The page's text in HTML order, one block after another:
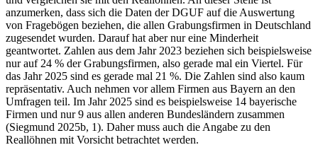
anzumerken, dass sich die Daten der DGUF auf die Auswertung
von Fragebögen beziehen, die allen Grabungsfirmen in Deutschland
zugesendet wurden. Darauf hat aber nur eine Minderheit
geantwortet. Zahlen aus dem Jahr 2023 beziehen sich beispielsweise
nur auf 24 % der Grabungsfirmen, also gerade mal ein Viertel. Für
das Jahr 2025 sind es gerade mal 21 %. Die Zahlen sind also kaum
repräsentativ. Auch nehmen vor allem Firmen aus Bayern an den
Umfragen teil. Im Jahr 2025 sind es beispielsweise 14 bayerische
Firmen und nur 9 aus allen anderen Bundesländern zusammen
(Siegmund 2025b, 1). Daher muss auch die Angabe zu den
Reallöhnen mit Vorsicht betrachtet werden.